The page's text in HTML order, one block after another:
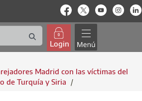
enlace-rrssenlace-rrss
enlace-
Login
Madrid con las víctimas del
de Turquía y Siria
/